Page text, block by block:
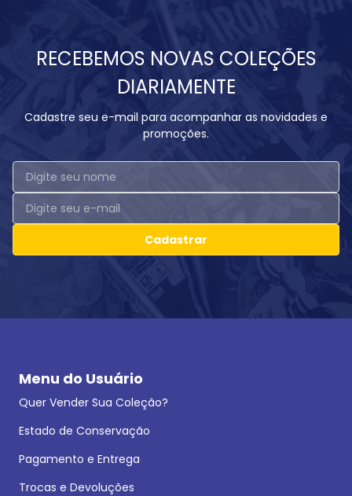
RECEBEMOS NOVAS COLEÇÕES
DIARIAMENTE
Cadastre seu e-mail para acompanhar as novidades e
promoções.
Cadastrar
Menu do Usuário
Quer Vender Sua Coleção?
Estado de Conservação
Pagamento e Entrega
Trocas e Devoluções